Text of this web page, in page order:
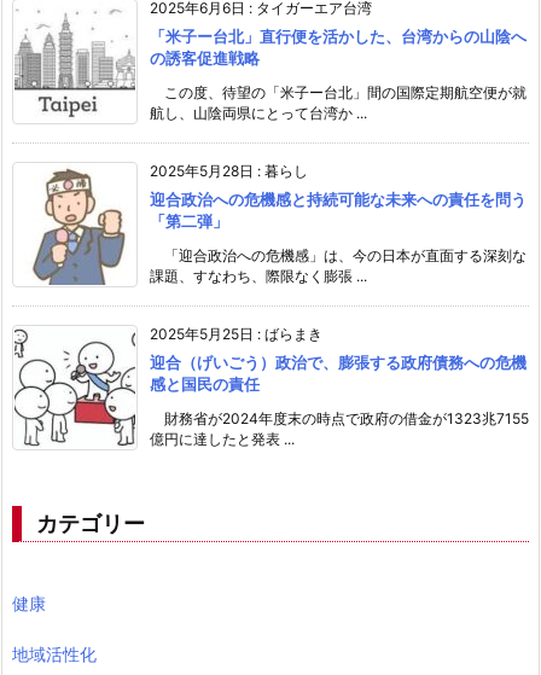
2025年6月6日 : タイガーエア台湾
「米子ー台北」直行便を活かした、台湾からの山陰へ
の誘客促進戦略
この度、待望の「米子ー台北」間の国際定期航空便が就
航し、山陰両県にとって台湾か ...
2025年5月28日 : 暮らし
迎合政治への危機感と持続可能な未来への責任を問う
「第二弾」
「迎合政治への危機感」は、今の日本が直面する深刻な
課題、すなわち、際限なく膨張 ...
2025年5月25日 : ばらまき
迎合（げいごう）政治で、膨張する政府債務への危機
感と国民の責任
財務省が2024年度末の時点で政府の借金が1323兆7155
億円に達したと発表 ...
カテゴリー
健康
地域活性化